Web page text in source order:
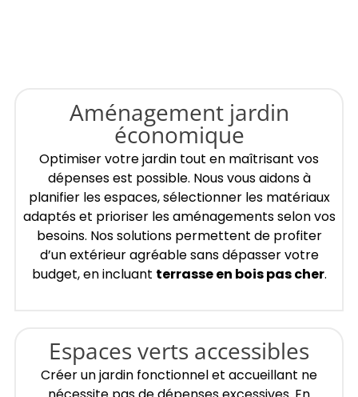
Aménagement jardin
économique
Optimiser votre jardin tout en maîtrisant vos
dépenses est possible. Nous vous aidons à
planifier les espaces, sélectionner les matériaux
adaptés et prioriser les aménagements selon vos
besoins. Nos solutions permettent de profiter
d’un extérieur agréable sans dépasser votre
budget, en incluant terrasse en bois pas cher.
Espaces verts accessibles
Créer un jardin fonctionnel et accueillant ne